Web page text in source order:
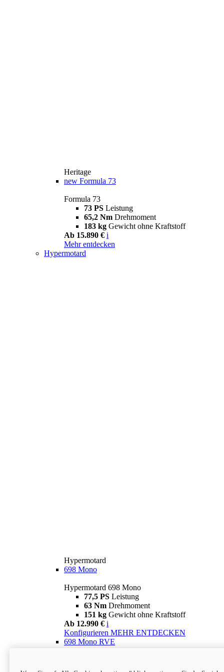
Heritage
new Formula 73
Formula 73
73 PS Leistung
65,2 Nm Drehmoment
183 kg Gewicht ohne Kraftstoff
Ab 15.890 € i
Mehr entdecken
Hypermotard
Hypermotard
698 Mono
Hypermotard 698 Mono
77,5 PS Leistung
63 Nm Drehmoment
151 kg Gewicht ohne Kraftstoff
Ab 12.990 € i
Konfigurieren MEHR ENTDECKEN
698 Mono RVE
77,5 PS
Leistung